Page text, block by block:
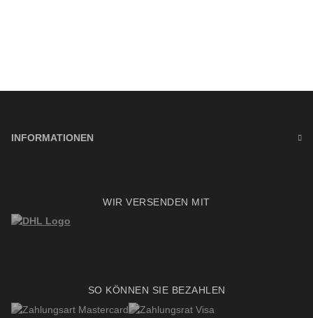
INFORMATIONEN
WIR VERSENDEN MIT
SO KÖNNEN SIE BEZAHLEN